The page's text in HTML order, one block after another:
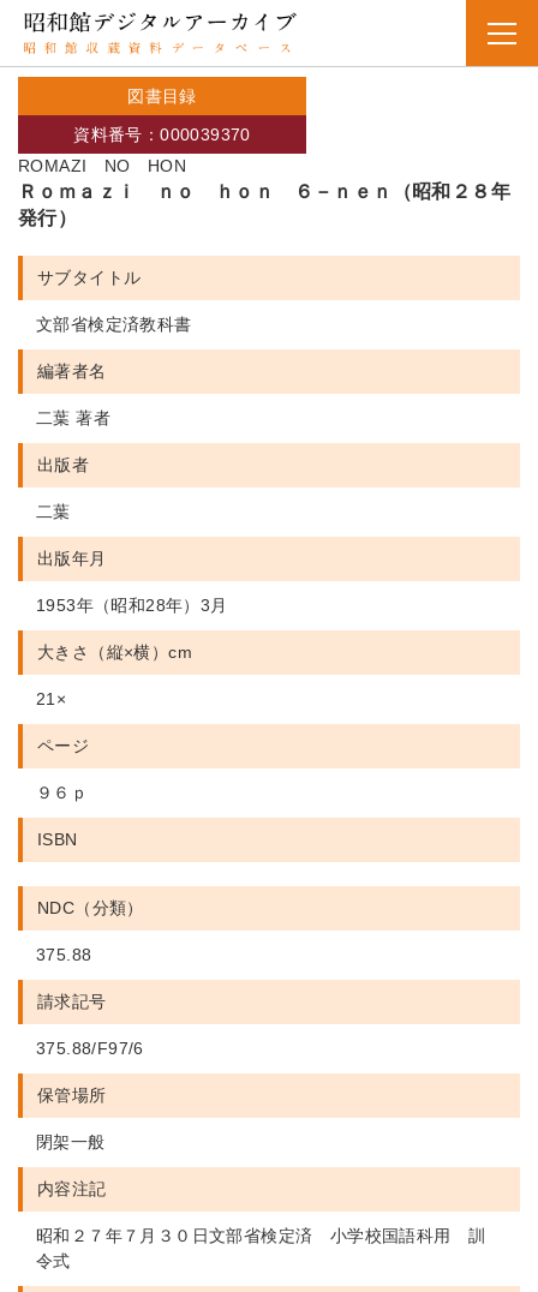
図書目録
ROMAZI NO HON
資料番号：000039370
Ｒｏｍａｚｉ ｎｏ ｈｏｎ ６－ｎｅｎ（昭和２８年
発行）
サブタイトル
文部省検定済教科書
編著者名
二葉 著者
出版者
二葉
出版年月
1953年（昭和28年）3月
大きさ（縦×横）cm
21×
ページ
９６ｐ
ISBN
NDC（分類）
375.88
請求記号
375.88/F97/6
保管場所
閉架一般
内容注記
昭和２７年７月３０日文部省検定済 小学校国語科用 訓
令式